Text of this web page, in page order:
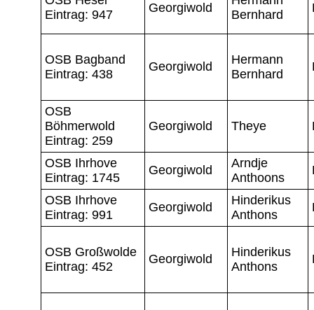
Eintrag: 947
Georgiwold
Bernhard
OSB Bagband
Eintrag: 438
Georgiwold
Hermann
Bernhard
OSB
Böhmerwold
Eintrag: 259
Georgiwold Theye
OSB Ihrhove
Eintrag: 1745
Georgiwold
Arndje
Anthoons
OSB Ihrhove
Eintrag: 991
Georgiwold
Hinderikus
Anthons
OSB Großwolde
Eintrag: 452
Georgiwold
Hinderikus
Anthons